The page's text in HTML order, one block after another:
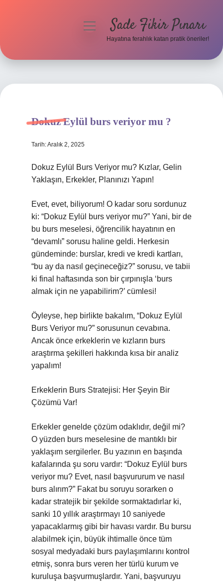
Hakkımızda
menüyüSade Fikir Pınarı
Hayatına ferahlık katan pratik öneriler!
Dokuz Eylül burs veriyor mu ?
Tarih: Aralık 2, 2025
Dokuz Eylül Burs Veriyor mu? Kızlar, Gelin
Yaklaşın, Erkekler, Planınızı Yapın!
Evet, evet, biliyorum! O kadar soru sordunuz
ki: “Dokuz Eylül burs veriyor mu?” Yani, bir de
bu burs meselesi, öğrencilik hayatının en
“devamlı” sorusu haline geldi. Herkesin
gündeminde: burslar, kredi ve kredi kartları,
“bu ay da nasıl geçineceğiz?” sorusu, ve tabii
ki final haftasında son bir çırpınışla ‘burs
almak için ne yapabilirim?’ cümlesi!
Öyleyse, hep birlikte bakalım, “Dokuz Eylül
Burs Veriyor mu?” sorusunun cevabına.
Ancak önce erkeklerin ve kızların burs
araştırma şekilleri hakkında kısa bir analiz
yapalım!
Erkeklerin Burs Stratejisi: Her Şeyin Bir
Çözümü Var!
Erkekler genelde çözüm odaklıdır, değil mi?
O yüzden burs meselesine de mantıklı bir
yaklaşım sergilerler. Bu yazının en başında
kafalarında şu soru vardır: “Dokuz Eylül burs
veriyor mu? Evet, nasıl başvururum ve nasıl
burs alırım?” Fakat bu soruyu sorarken o
kadar stratejik bir şekilde sormaktadırlar ki,
sanki 10 yıllık araştırmayı 10 saniyede
yapacaklarmış gibi bir havası vardır. Bu bursu
alabilmek için, büyük ihtimalle önce tüm
sosyal medyadaki burs paylaşımlarını kontrol
etmiş, sonra burs veren her türlü kurum ve
kuruluşa başvurmuşlardır. Yani, başvuruyu